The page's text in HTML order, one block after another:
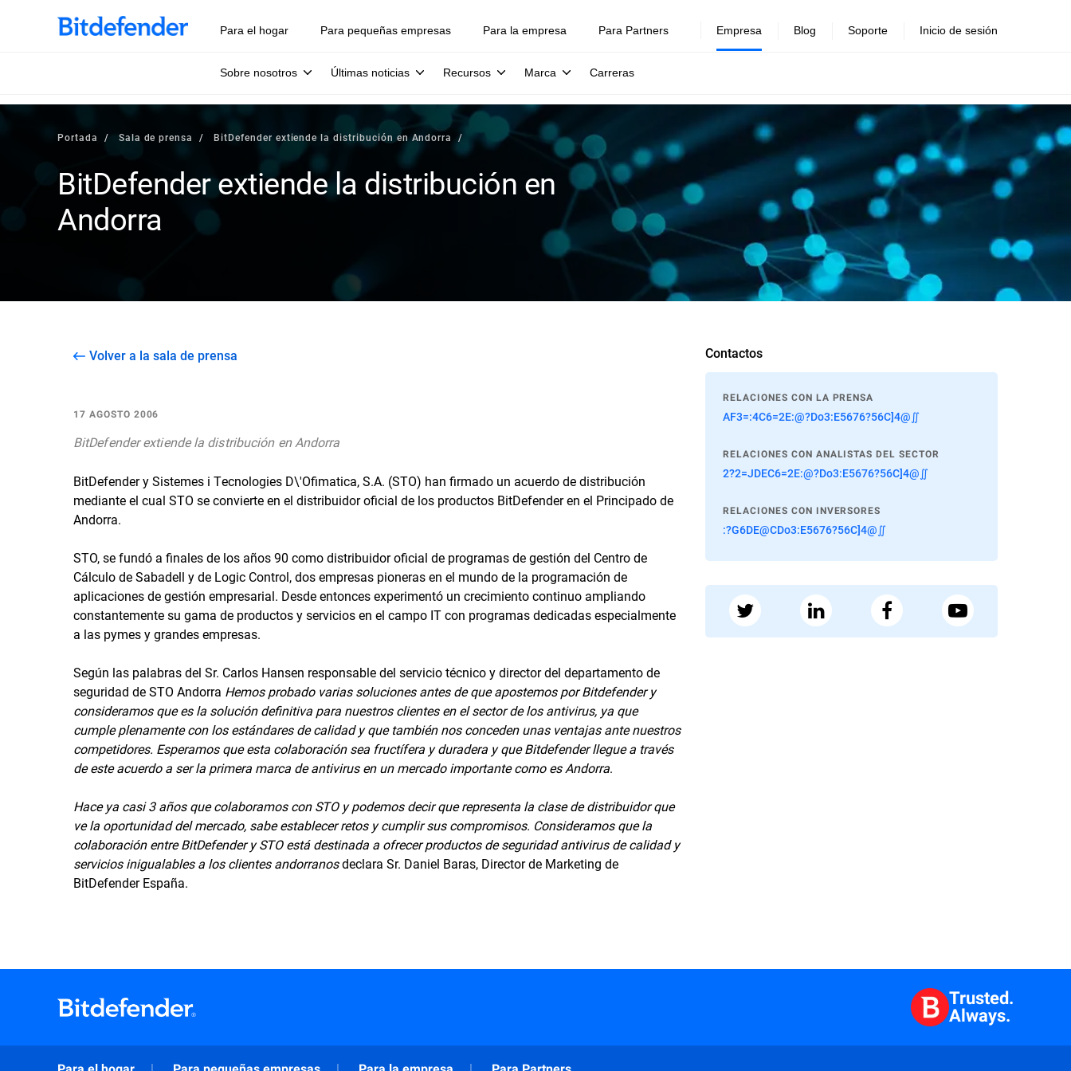
Para el hogar Para pequeñas empresas Para la empresa Para Partners Empresa
Sobre nosotros Últimas noticias Recursos Marca Carreras
Blog Soporte Inicio de sesión
Portada Sala de prensa BitDefender extiende la distribución en Andorra
BitDefender extiende la distribución en
Andorra
Volver a la sala de prensa
17 AGOSTO 2006
BitDefender extiende la distribución en Andorra
BitDefender y Sistemes i Tecnologies D\'Ofimatica, S.A. (STO) han firmado un acuerdo de distribución
mediante el cual STO se convierte en el distribuidor oficial de los productos BitDefender en el Principado de
Andorra.
STO, se fundó a finales de los años 90 como distribuidor oficial de programas de gestión del Centro de
Cálculo de Sabadell y de Logic Control, dos empresas pioneras en el mundo de la programación de
aplicaciones de gestión empresarial. Desde entonces experimentó un crecimiento continuo ampliando
constantemente su gama de productos y servicios en el campo IT con programas dedicadas especialmente
a las pymes y grandes empresas.
Según las palabras del Sr. Carlos Hansen responsable del servicio técnico y director del departamento de
seguridad de STO Andorra  Hemos probado varias soluciones antes de que apostemos por Bitdefender y
consideramos que es la solución definitiva para nuestros clientes en el sector de los antivirus, ya que
cumple plenamente con los estándares de calidad y que también nos conceden unas ventajas ante nuestros
competidores. Esperamos que esta colaboración sea fructífera y duradera y que Bitdefender llegue a través
de este acuerdo a ser la primera marca de antivirus en un mercado importante como es Andorra.
Hace ya casi 3 años que colaboramos con STO y podemos decir que representa la clase de distribuidor que
ve la oportunidad del mercado, sabe establecer retos y cumplir sus compromisos. Consideramos que la
colaboración entre BitDefender y STO está destinada a ofrecer productos de seguridad antivirus de calidad y
servicios inigualables a los clientes andorranos declara Sr. Daniel Baras, Director de Marketing de
BitDefender España.
Contactos
RELACIONES CON LA PRENSA
AF3=:4C6=2E:@?Do3:E5676?56C]4@∬
RELACIONES CON ANALISTAS DEL SECTOR
2?2=JDEC6=2E:@?Do3:E5676?56C]4@∬
RELACIONES CON INVERSORES
:?G6DE@CDo3:E5676?56C]4@∬
Trusted.
Always.